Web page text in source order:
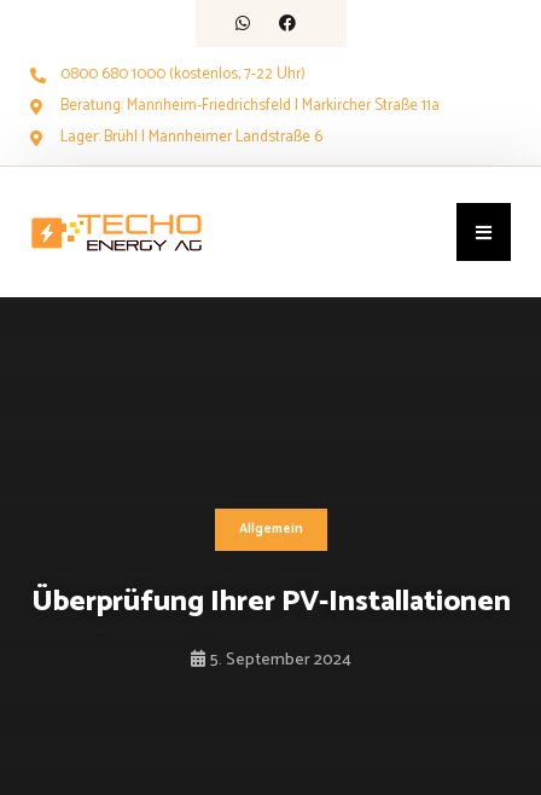
0800 680 1000 (kostenlos, 7-22 Uhr)
Beratung: Mannheim-Friedrichsfeld | Markircher Straße 11a
Lager: Brühl | Mannheimer Landstraße 6
Allgemein
Überprüfung Ihrer PV-Installationen
5. September 2024